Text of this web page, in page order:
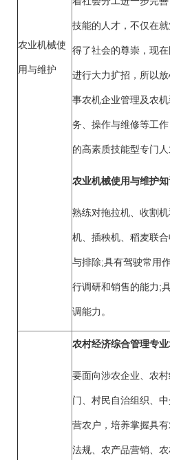
农业机械使
用与维护
技能的人才，不仅在
得了社会的尊崇，现
进行大力扩招，所以放
事农机企业管理及农
务、操作与维修等工
的高素质技能型专门人
农业机械使用与维护
熟练对拖拉机、收割
机、插秧机、稻麦联
与排除;具有驾驶常用
行调研和销售的能力;
调能力。
农村经济综合管理专
要面向涉农企业、农
门、村民自治组织、
营农户，培养掌握具
法规、农产品营销、